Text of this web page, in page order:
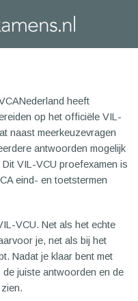
heeft
op het officiële VIL-
naast meerkeuzevragen
antwoorden mogelijk
VIL-VCU proefexamen is
eind- en toetstermen
VCU. Net als het echte
je, net als bij het
Nadat je klaar bent met
de juiste antwoorden en de